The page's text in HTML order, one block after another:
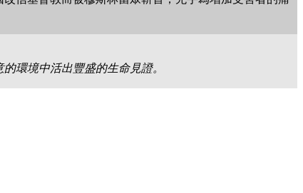
環境中活出豐盛的生命見證。